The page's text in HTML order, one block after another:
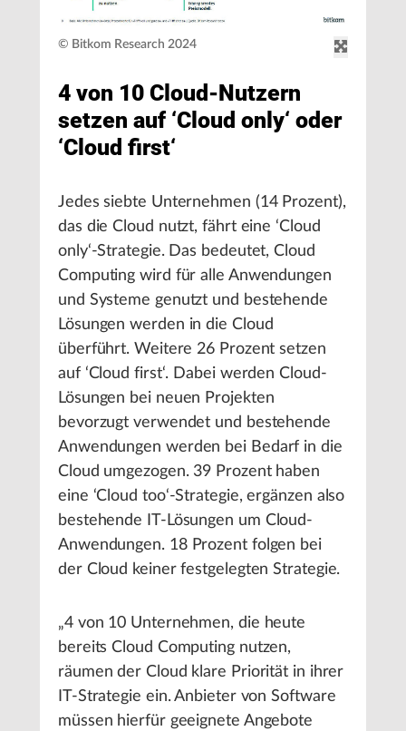
© Bitkom Research 2024
4 von 10 Cloud-Nutzern
setzen auf ‘Cloud only‘ oder
‘Cloud first‘
Jedes siebte Unternehmen (14 Prozent),
das die Cloud nutzt, fährt eine ‘Cloud
only‘-Strategie. Das bedeutet, Cloud
Computing wird für alle Anwendungen
und Systeme genutzt und bestehende
Lösungen werden in die Cloud
überführt. Weitere 26 Prozent setzen
auf ‘Cloud first‘. Dabei werden Cloud-
Lösungen bei neuen Projekten
bevorzugt verwendet und bestehende
Anwendungen werden bei Bedarf in die
Cloud umgezogen. 39 Prozent haben
eine ‘Cloud too‘-Strategie, ergänzen also
bestehende IT-Lösungen um Cloud-
Anwendungen. 18 Prozent folgen bei
der Cloud keiner festgelegten Strategie.
„4 von 10 Unternehmen, die heute
bereits Cloud Computing nutzen,
räumen der Cloud klare Priorität in ihrer
IT-Strategie ein. Anbieter von Software
müssen hierfür geeignete Angebote